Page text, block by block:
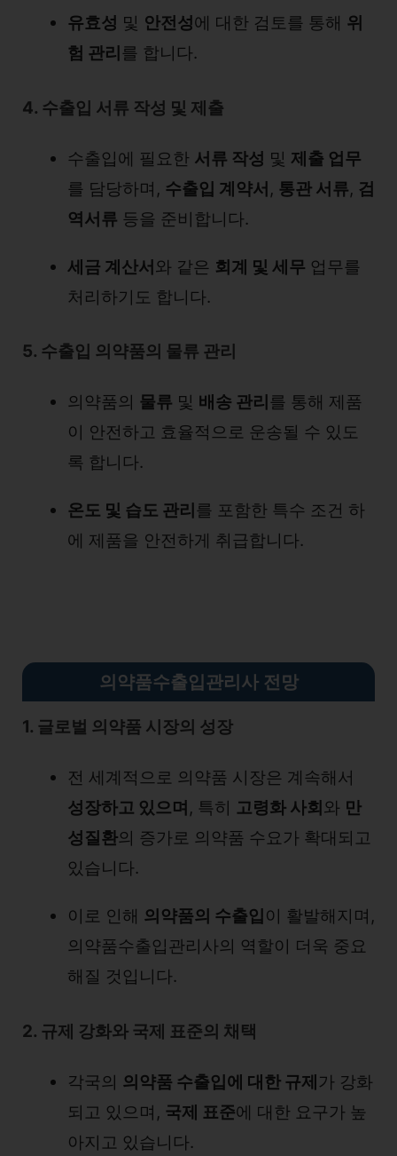
유효성 및 안전성에 대한 검토를 통해 위
험 관리 를 합니다.
4. 수출입 서류 작성 및 제출
수출입에 필요한 서류 작성 및 제출 업무
를 담당하며, 수출입 계약서, 통관 서류, 검
역서류 등을 준비합니다.
세금 계산서와 같은 회계 및 세무 업무를
처리하기도 합니다.
5. 수출입 의약품의 물류 관리
의약품의 물류 및 배송 관리 를 통해 제품
이 안전하고 효율적으로 운송될 수 있도
록 합니다.
온도 및 습도 관리 를 포함한 특수 조건 하
에 제품을 안전하게 취급합니다.
의약품수출입관리사 전망
1. 글로벌 의약품 시장의 성장
전 세계적으로 의약품 시장은 계속해서
성장하고 있으며 , 특히 고령화 사회 와 만
성질환의 증가로 의약품 수요가 확대되고
있습니다.
이로 인해 의약품의 수출입 이 활발해지며,
의약품수출입관리사의 역할이 더욱 중요
해질 것입니다.
2. 규제 강화와 국제 표준의 채택
각국의 의약품 수출입에 대한 규제가 강화
되고 있으며, 국제 표준에 대한 요구가 높
아지고 있습니다.